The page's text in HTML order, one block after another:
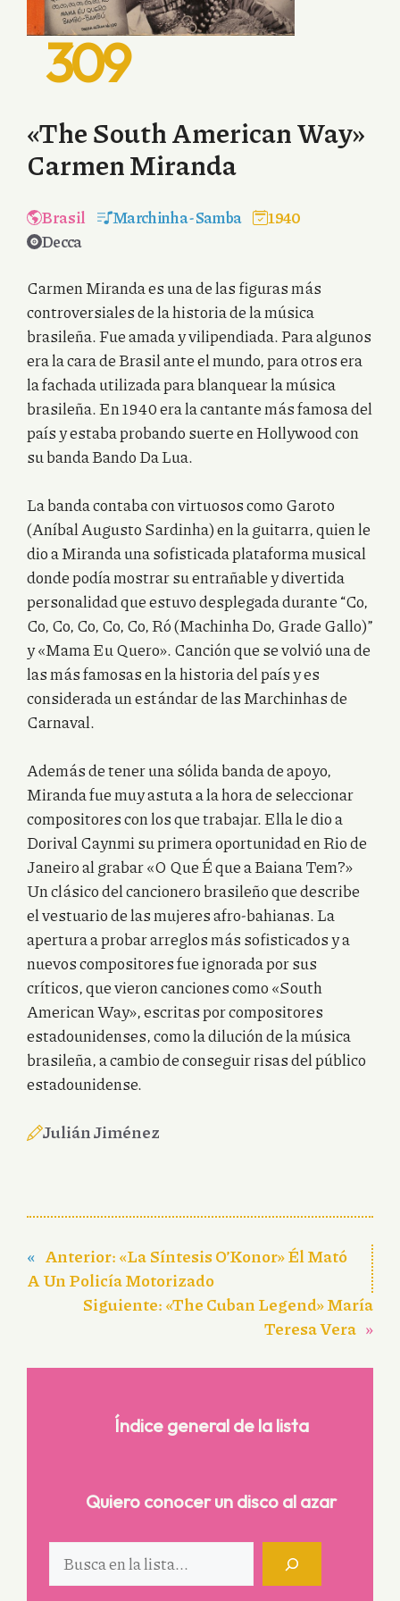
309
«The South American Way»
Carmen Miranda
Brasil Marchinha-Samba
1940
Decca
Carmen Miranda es una de las figuras más
controversiales de la historia de la música
brasileña. Fue amada y vilipendiada. Para algunos
era la cara de Brasil ante el mundo, para otros era
la fachada utilizada para blanquear la música
brasileña. En 1940 era la cantante más famosa del
país y estaba probando suerte en Hollywood con
su banda Bando Da Lua.
La banda contaba con virtuosos como Garoto
(Aníbal Augusto Sardinha) en la guitarra, quien le
dio a Miranda una sofisticada plataforma musical
donde podía mostrar su entrañable y divertida
personalidad que estuvo desplegada durante “Co,
Co, Co, Co, Co, Co, Ró (Machinha Do, Grade Gallo)”
y «Mama Eu Quero». Canción que se volvió una de
las más famosas en la historia del país y es
considerada un estándar de las Marchinhas de
Carnaval.
Además de tener una sólida banda de apoyo,
Miranda fue muy astuta a la hora de seleccionar
compositores con los que trabajar. Ella le dio a
Dorival Caynmi su primera oportunidad en Rio de
Janeiro al grabar «O Que É que a Baiana Tem?»
Un clásico del cancionero brasileño que describe
el vestuario de las mujeres afro-bahianas. La
apertura a probar arreglos más sofisticados y a
nuevos compositores fue ignorada por sus
críticos, que vieron canciones como «South
American Way», escritas por compositores
estadounidenses, como la dilución de la música
brasileña, a cambio de conseguir risas del público
estadounidense.
Julián Jiménez
« Anterior:«La Síntesis O’Konor» Él Mató
A Un Policía Motorizado
Siguiente:«The Cuban Legend» María
Teresa Vera »
Índice general de la lista
Quiero conocer un disco al azar